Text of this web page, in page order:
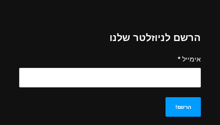
הרשם לניוזלטר שלנו
אימייל*